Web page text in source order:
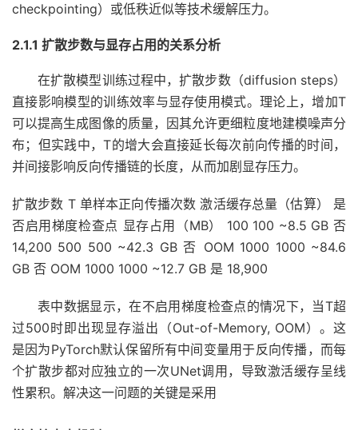
checkpointing）或低秩近似等技术缓解压力。
2.1.1 扩散步数与显存占用的关系分析
在扩散模型训练过程中，扩散步数（diffusion steps）
直接影响模型的训练效率与显存使用模式。理论上，增加T
可以提高生成图像的质量，因其允许更细粒度地建模噪声分
布；但实践中，T的增大会直接延长每次前向传播的时间，
并间接影响反向传播链的长度，从而加剧显存压力。
扩散步数 T 单样本正向传播次数 激活缓存总量（估算） 是
否启用梯度检查点 显存占用（MB） 100 100 ~8.5 GB 否
14,200 500 500 ~42.3 GB 否 OOM 1000 1000 ~84.6
GB 否 OOM 1000 1000 ~12.7 GB 是 18,900
表中数据显示，在不启用梯度检查点的情况下，当T超
过500时即出现显存溢出（Out-of-Memory, OOM）。这
是因为PyTorch默认保留所有中间变量用于反向传播，而每
个扩散步都对应独立的一次UNet调用，导致激活缓存呈线
性累积。解决这一问题的关键是采用